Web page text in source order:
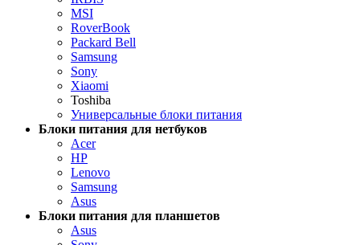
MSI
RoverBook
Packard Bell
Samsung
Sony
Xiaomi
Toshiba
Универсальные блоки питания
Блоки питания для нетбуков
Acer
HP
Lenovo
Samsung
Asus
Блоки питания для планшетов
Asus